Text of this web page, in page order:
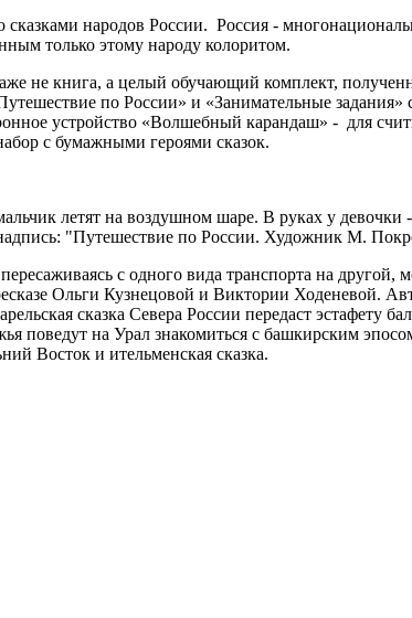
народов России. Россия -
только этому народу колоритом.
не книга, а целый обучающий комплект,
по России» и «Занимательные
устройство «Волшебный карандаш» - для
с бумажными героями сказок.
летят на воздушном шаре. В руках у
"Путешествие по России. Художник М.
с одного вида транспорта на другой,
Ольги Кузнецовой и Виктории Ходеневой.
сказка Севера России передаст эстафету
поведут на Урал знакомиться с башкирским
Восток и ительменская сказка.